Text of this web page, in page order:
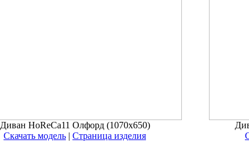
Диван HoReCa11 Олфорд (1070x650)
Скачать модель | Страница изделия